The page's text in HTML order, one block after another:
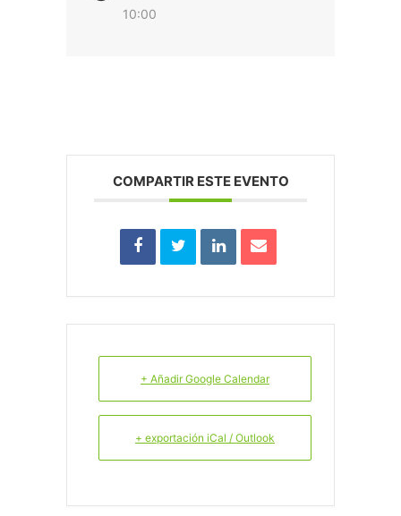
10:00
COMPARTIR ESTE EVENTO
+ Añadir Google Calendar
+ exportación iCal / Outlook